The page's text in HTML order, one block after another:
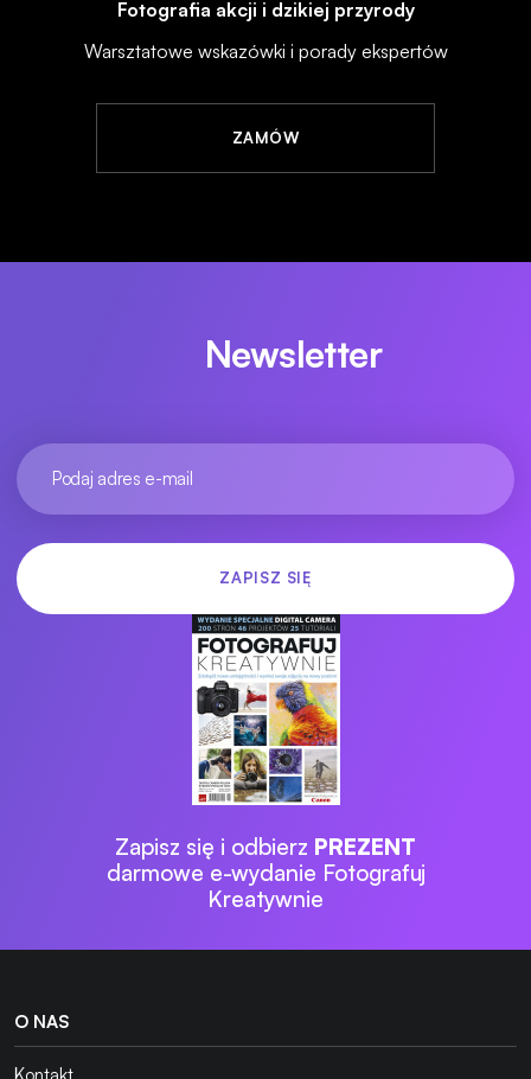
Fotografia akcji i dzikiej przyrody
Warsztatowe wskazówki i porady ekspertów
ZAMÓW
Newsletter
Zapisz się i odbierz PREZENT
darmowe e-wydanie Fotografuj
Kreatywnie
O NAS